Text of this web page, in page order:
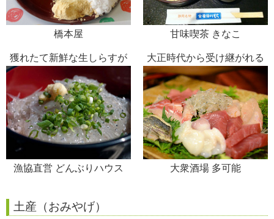
橋本屋 甘味喫茶 きなこ
獲れたて新鮮な生しらすが
たっぷり
漁協直営 どんぶりハウス
大正時代から受け継がれる
味
大衆酒場 多可能
土産（おみやげ）